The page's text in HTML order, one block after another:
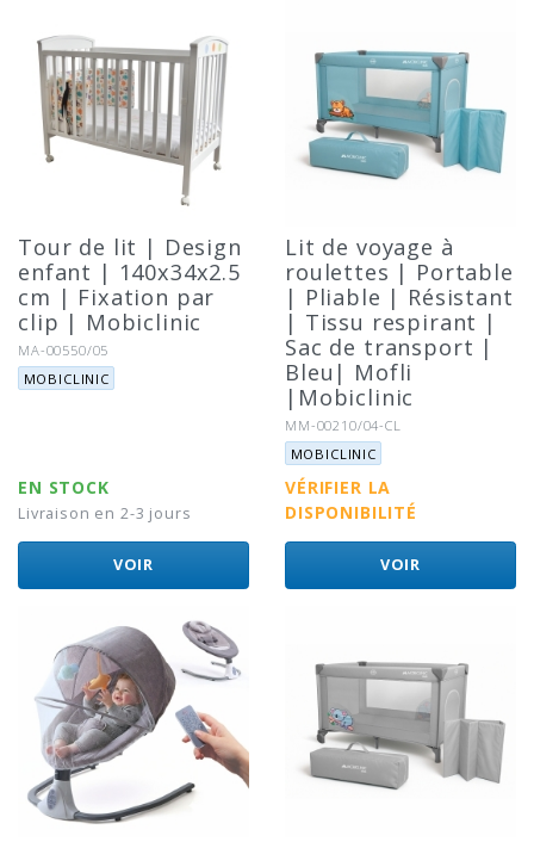
Tour de lit | Design
enfant | 140x34x2.5
cm | Fixation par
clip | Mobiclinic
Référence:
MA-00550/05
Marque:
MOBICLINIC
EN STOCK
Livraison en 2-3 jours
VOIR
Lit de voyage à
roulettes | Portable
| Pliable | Résistant
| Tissu respirant |
Sac de transport |
Bleu| Mofli
|Mobiclinic
Référence:
MM-00210/04-CL
Marque:
MOBICLINIC
VÉRIFIER LA
DISPONIBILITÉ
VOIR